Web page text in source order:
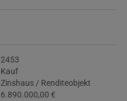
2453
Kauf
Zinshaus / Renditeobjekt
6.890.000,00 €